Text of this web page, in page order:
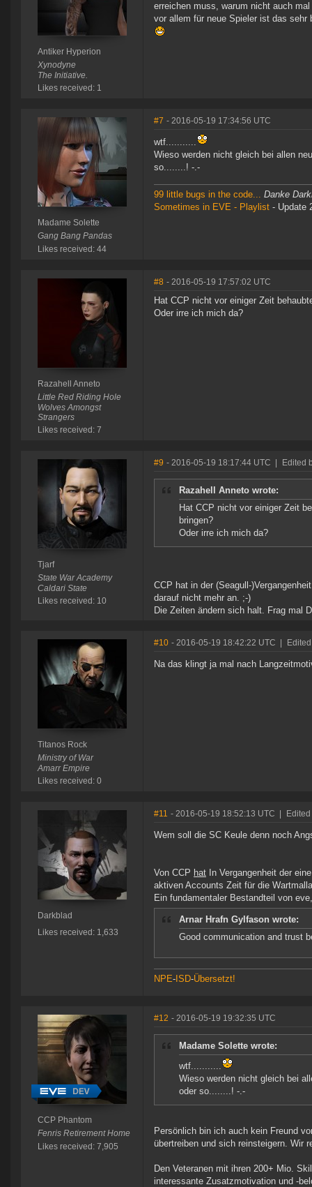
Antiker Hyperion
Xynodyne
The Initiative.
Likes received: 1
erreichen muss, warum nicht auch
vor allem für neue Spieler ist das sehr
Madame Solette
Gang Bang Pandas
Likes received: 44
#7 - 2016-05-19 17:34:56 UTC
wtf...........
Wieso werden nicht gleich bei allen
so........! -.-
99 little bugs in the code... Danke
Sometimes in EVE - Playlist - Update
Razahell Anneto
Little Red Riding Hole
Wolves Amongst
Strangers
Likes received: 7
#8 - 2016-05-19 17:57:02 UTC
Hat CCP nicht vor einiger Zeit
Oder irre ich mich da?
Tjarf
State War Academy
Caldari State
Likes received: 10
#9 - 2016-05-19 18:17:44 UTC Edited
Razahell Anneto wrote:
Hat CCP nicht vor einiger Zeit
bringen?
Oder irre ich mich da?
CCP hat in der (Seagull-
darauf nicht mehr an. ;-)
Die Zeiten ändern sich halt. Frag mal
Titanos Rock
Ministry of War
Amarr Empire
Likes received: 0
#10 - 2016-05-19 18:42:22 UTC
Na das klingt ja mal nach
Darkblad
Likes received: 1,633
#11 - 2016-05-19 18:52:13 UTC
Wem soll die SC Keule denn noch
Von CCP hat In Vergangenheit der
aktiven Accounts Zeit für die
Ein fundamentaler Bestandteil von
Arnar Hrafn Gylfason wrote:
Good communication and trust
NPE- ISD-Übersetzt!
CCP Phantom
Fenris Retirement Home
Likes received: 7,905
#12 - 2016-05-19 19:32:35 UTC
Madame Solette wrote:
wtf...........
Wieso werden nicht gleich bei
oder so........! -.-
Persönlich bin ich auch kein Freund
übertreiben und sich reinsteigern. Wir
Den Veteranen mit ihren 200+ Mio.
interessante Zusatzmotivation und -